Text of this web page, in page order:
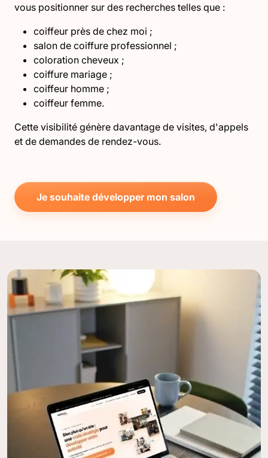
vous positionner sur des recherches telles que :
coiffeur près de chez moi ;
salon de coiffure professionnel ;
coloration cheveux ;
coiffure mariage ;
coiffeur homme ;
coiffeur femme.
Cette visibilité génère davantage de visites, d'appels
et de demandes de rendez-vous.
Je souhaite développer mon salon